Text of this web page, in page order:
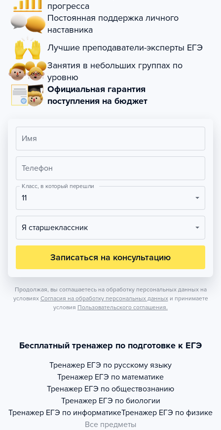
прогресса
Постоянная поддержка личного
наставника
Лучшие преподаватели-эксперты ЕГЭ
Занятия в небольших группах по
уровню
Официальная гарантия
поступления на бюджет
Имя
Телефон
Класс, в который перешли
11
Я старшеклассник
Записаться на консультацию
Продолжая, вы соглашаетесь на обработку персональных данных на
условиях Согласия на обработку персональных данных и принимаете
условия Пользовательского соглашения.
Бесплатный тренажер по подготовке к ЕГЭ
Тренажер ЕГЭ по русскому языку
Тренажер ЕГЭ по математике
Тренажер ЕГЭ по обществознанию
Тренажер ЕГЭ по биологии
Тренажер ЕГЭ по информатикеТренажер ЕГЭ по физике
Все предметы